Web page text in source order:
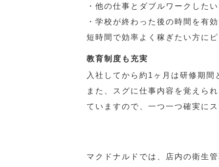
・他の仕事とダブルワークしたい
・学校が終わった後の時間を有
短時間で効率よく稼ぎたい方に
教育制度も充実
入社してから約1ヶ月は研修期
また、スグに仕事内容を覚えら
ていますので、一つ一つ確実に
マクドナルドでは、店内の衛生